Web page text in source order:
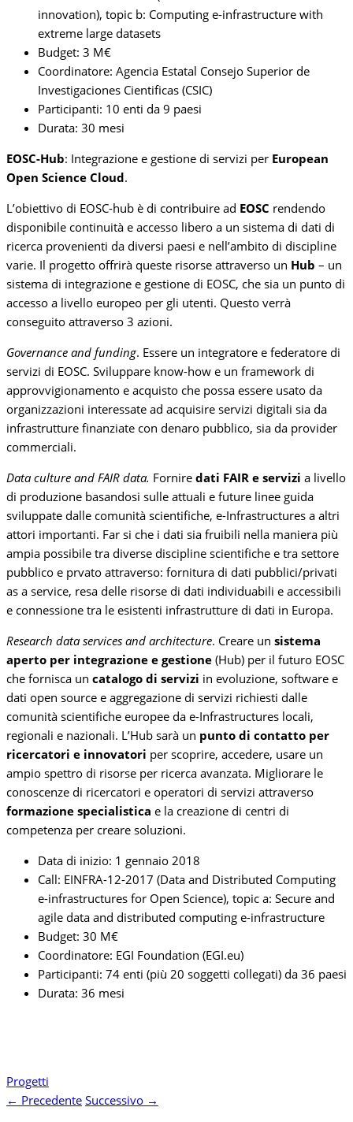
innovation), topic b: Computing e-infrastructure with
extreme large datasets
Budget: 3 M€
Coordinatore: Agencia Estatal Consejo Superior de
Investigaciones Cientificas (CSIC)
Participanti: 10 enti da 9 paesi
Durata: 30 mesi
EOSC-Hub: Integrazione e gestione di servizi per European
Open Science Cloud.
L’obiettivo di EOSC-hub è di contribuire ad EOSC rendendo
disponibile continuità e accesso libero a un sistema di dati di
ricerca provenienti da diversi paesi e nell’ambito di discipline
varie. Il progetto offrirà queste risorse attraverso un Hub – un
sistema di integrazione e gestione di EOSC, che sia un punto di
accesso a livello europeo per gli utenti. Questo verrà
conseguito attraverso 3 azioni.
Governance and funding. Essere un integratore e federatore di
servizi di EOSC. Sviluppare know-how e un framework di
approvvigionamento e acquisto che possa essere usato da
organizzazioni interessate ad acquisire servizi digitali sia da
infrastrutture finanziate con denaro pubblico, sia da provider
commerciali.
Data culture and FAIR data. Fornire dati FAIR e servizi a livello
di produzione basandosi sulle attuali e future linee guida
sviluppate dalle comunità scientifiche, e-Infrastructures a altri
attori importanti. Far si che i dati sia fruibili nella maniera più
ampia possibile tra diverse discipline scientifiche e tra settore
pubblico e prvato attraverso: fornitura di dati pubblici/privati
as a service, resa delle risorse di dati individuabili e accessibili
e connessione tra le esistenti infrastrutture di dati in Europa.
Research data services and architecture. Creare un sistema
aperto per integrazione e gestione (Hub) per il futuro EOSC
che fornisca un catalogo di servizi in evoluzione, software e
dati open source e aggregazione di servizi richiesti dalle
comunità scientifiche europee da e-Infrastructures locali,
regionali e nazionali. L’Hub sarà un punto di contatto per
ricercatori e innovatori per scoprire, accedere, usare un
ampio spettro di risorse per ricerca avanzata. Migliorare le
conoscenze di ricercatori e operatori di servizi attraverso
formazione specialistica e la creazione di centri di
competenza per creare soluzioni.
Data di inizio: 1 gennaio 2018
Call: EINFRA-12-2017 (Data and Distributed Computing
e-infrastructures for Open Science), topic a: Secure and
agile data and distributed computing e-infrastructure
Budget: 30 M€
Coordinatore: EGI Foundation (EGI.eu)
Participanti: 74 enti (più 20 soggetti collegati) da 36 paesi
Durata: 36 mesi
Progetti
← Precedente Successivo →